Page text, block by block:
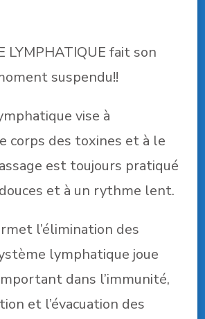
LYMPHATIQUE fait son
suspendu!!
vise à
corps des toxines et à le
est toujours pratiqué
et à un rythme lent.
l’élimination des
lymphatique joue
dans l’immunité,
et l’évacuation des